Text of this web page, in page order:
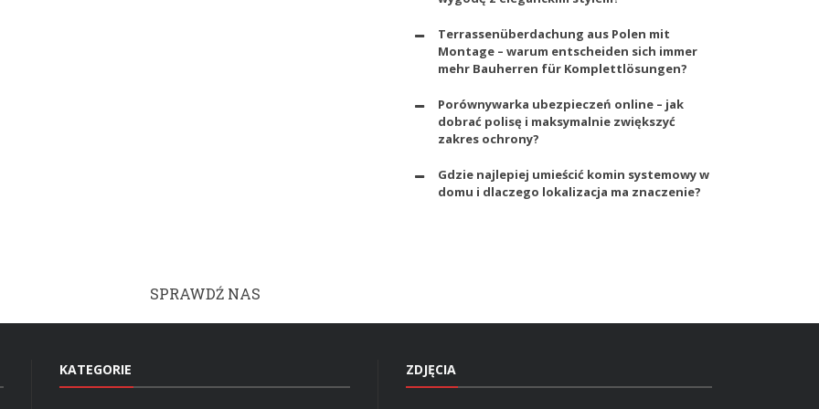
Terrassenüberdachung aus Polen mit
Montage – warum entscheiden sich immer
mehr Bauherren für Komplettlösungen?
Porównywarka ubezpieczeń online – jak
dobrać polisę i maksymalnie zwiększyć
zakres ochrony?
Gdzie najlepiej umieścić komin systemowy w
domu i dlaczego lokalizacja ma znaczenie?
SPRAWDŹ NAS
KATEGORIE ZDJĘCIA